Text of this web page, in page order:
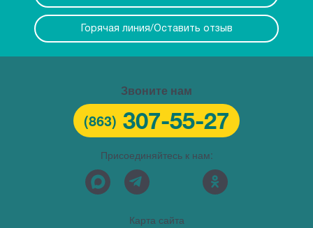
Горячая линия/Оставить отзыв
Звоните нам
(863) 307-55-27
Присоединяйтесь к нам:
Карта сайта